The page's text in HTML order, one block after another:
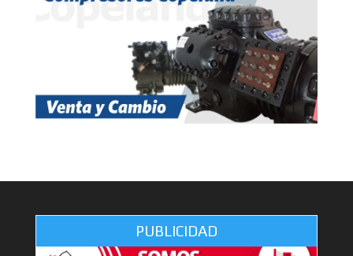
PUBLICIDAD